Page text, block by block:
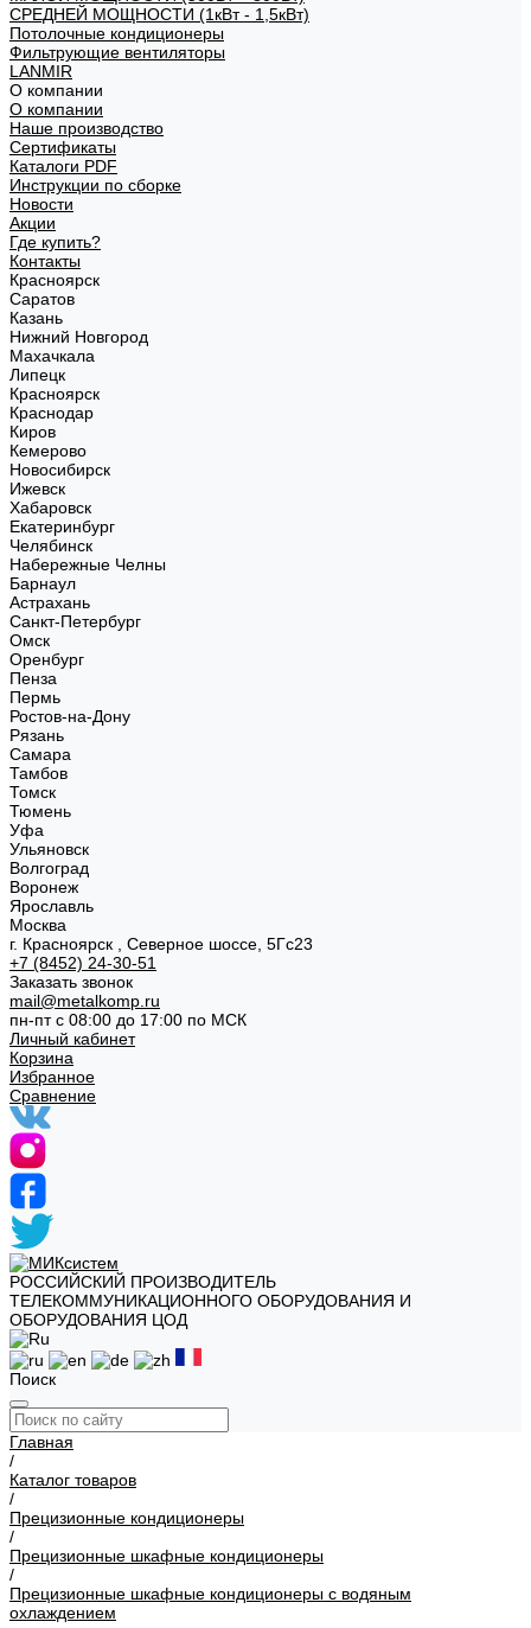
СРЕДНЕЙ МОЩНОСТИ (1кВт - 1,5кВт)
Потолочные кондиционеры
Фильтрующие вентиляторы
LANMIR
О компании
О компании
Наше производство
Сертификаты
Каталоги PDF
Инструкции по сборке
Новости
Акции
Где купить?
Контакты
Красноярск
Саратов
Казань
Нижний Новгород
Махачкала
Липецк
Красноярск
Краснодар
Киров
Кемерово
Новосибирск
Ижевск
Хабаровск
Екатеринбург
Челябинск
Набережные Челны
Барнаул
Астрахань
Санкт-Петербург
Омск
Оренбург
Пенза
Пермь
Ростов-на-Дону
Рязань
Самара
Тамбов
Томск
Тюмень
Уфа
Ульяновск
Волгоград
Воронеж
Ярославль
Москва
г. Красноярск , Северное шоссе, 5Гс23
+7 (8452) 24-30-51
Заказать звонок
mail@metalkomp.ru
пн-пт с 08:00 до 17:00 по МСК
Личный кабинет
Корзина
Избранное
Сравнение
РОССИЙСКИЙ ПРОИЗВОДИТЕЛЬ
ТЕЛЕКОММУНИКАЦИОННОГО ОБОРУДОВАНИЯ И
ОБОРУДОВАНИЯ ЦОД
Поиск
Главная
/
Каталог товаров
/
Прецизионные кондиционеры
/
Прецизионные шкафные кондиционеры
/
Прецизионные шкафные кондиционеры с водяным
охлаждением